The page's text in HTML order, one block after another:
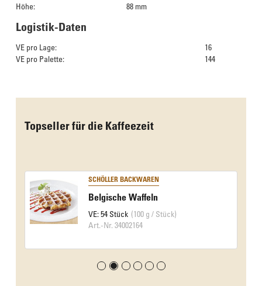
Höhe:
88 mm
Logistik-Daten
VE pro Lage:
16
VE pro Palette:
144
Topseller für die Kaffeezeit
SCHÖLLER BACKWAREN
Belgische Waffeln
VE: 54 Stück (100 g / Stück)
Art.-Nr. 34002164